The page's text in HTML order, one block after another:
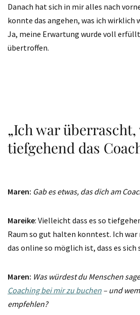
Danach hat sich in mir alles nach
konnte das angehen, was ich wirklich
Ja, meine Erwartung wurde voll
übertroffen.
„Ich war überrascht,
tiefgehend das
Maren: Gab es etwas, das dich am
Mareike: Vielleicht dass es so
Raum so gut halten konntest. Ich war
das online so möglich ist, dass es
Maren: Was würdest du Menschen
Coaching bei mir zu buchen – und
empfehlen?